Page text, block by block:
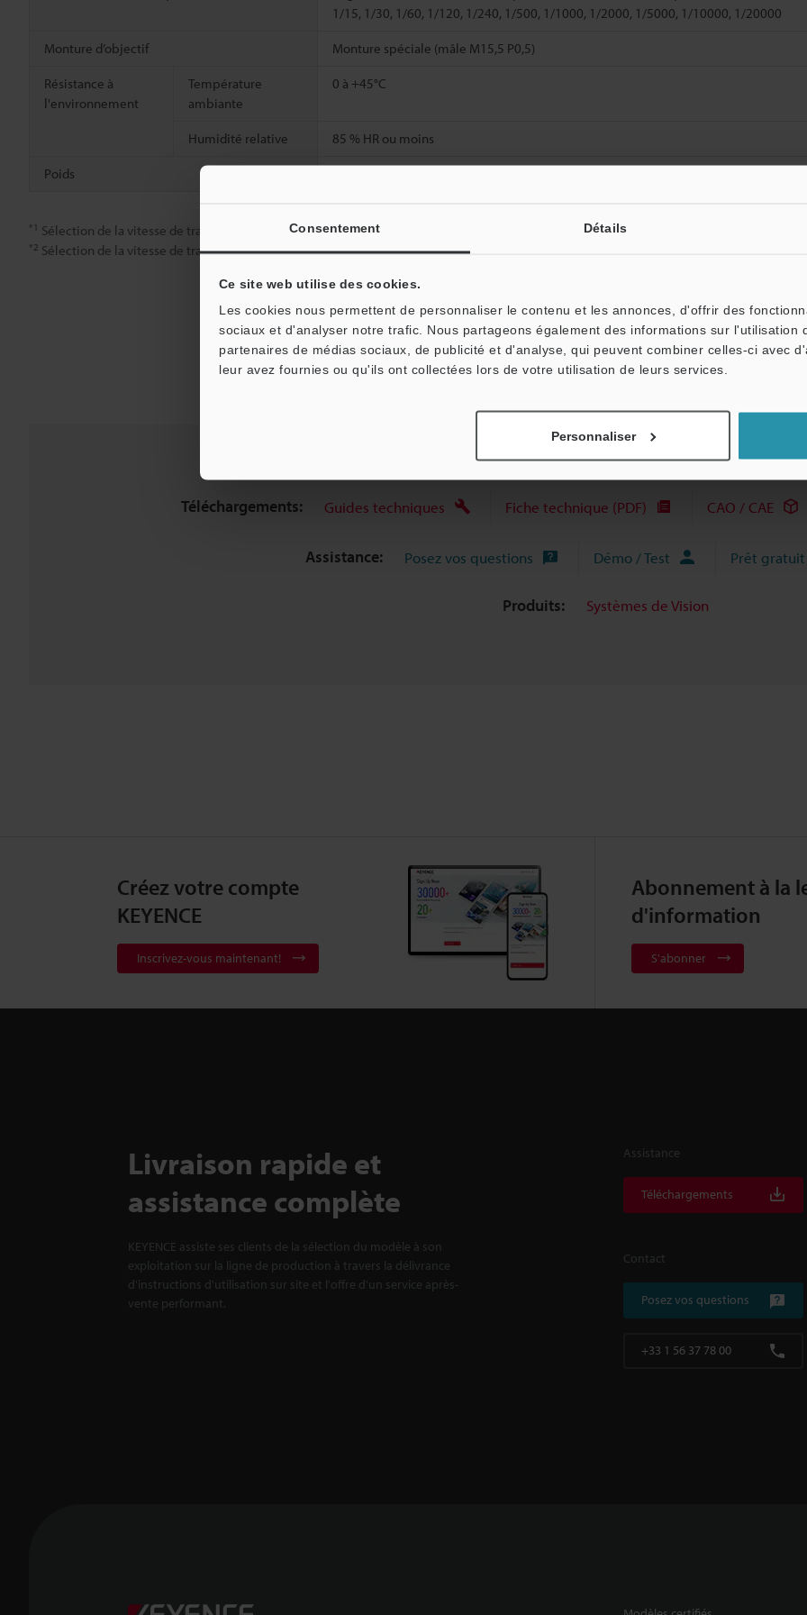
Consentement Détails
Ce site web utilise des cookies.
Les cookies nous permettent de personnaliser le contenu et les annonces, d'offrir des
sociaux et d'analyser notre trafic. Nous partageons également des informations sur l'utilisation
partenaires de médias sociaux, de publicité et d'analyse, qui peuvent combiner celles-ci avec
leur avez fournies ou qu'ils ont collectées lors de votre utilisation de leurs services.
Personnaliser
1/15, 1/30, 1/60, 1/120, 1/240, 1/500, 1/1000, 1/2000, 1/5000, 1/10000, 1/20000
Monture d’objectif Monture spéciale (mâle M15,5 P0,5)
Résistance à
l'environnement
Température
ambiante
0 à +45°C
Humidité relative 85 % HR ou moins
Poids
*1 Sélection de la vitesse de transfert : Standard (7×)
*2 Sélection de la vitesse de transfert : Rapide (16×)
Fiche technique (PDF) Autres modèles
Téléchargements: Guides techniques Fiche technique (PDF) CAO / CAE
Assistance: Posez vos questions Démo / Test Prêt
Produits: Systèmes de Vision
Créez votre compte
KEYENCE
Inscrivez-vous maintenant!
Abonnement à la
d'information
S'abonner
Livraison rapide et
assistance complète
KEYENCE assiste ses clients de la sélection du modèle à son
exploitation sur la ligne de production à travers la délivrance
d'instructions d'utilisation sur site et l'offre d'un service après-
vente performant.
Assistance
Téléchargements
Contact
Posez vos questions
+33 1 56 37 78 00